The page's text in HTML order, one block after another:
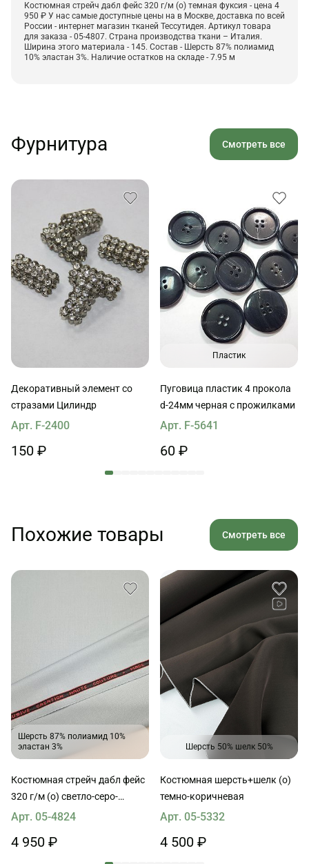
Костюмная стрейч дабл фейс 320 г/м (о) темная фуксия - цена 4
950 ₽ У нас самые доступные цены на в Москве, доставка по всей
России - интернет магазин тканей Тессутидея. Артикул товара
для заказа - 05-4807. Страна производства ткани – Италия.
Ширина этого материала - 145. Состав - Шерсть 87% полиамид
10% эластан 3%. Наличие остатков на складе - 7.95 м
Фурнитура Смотреть все
Декоративный элемент со
стразами Цилиндр
Арт. F-2400
150 ₽
Пластик
Пуговица пластик 4 прокола
d-24мм черная с прожилками
Арт. F-5641
60 ₽
Похожие товары Смотреть все
Шерсть 87% полиамид 10%
эластан 3%
Костюмная стрейч дабл фейс
320 г/м (о) светло-серо-
голубая
Арт. 05-4824
4 950 ₽
Шерсть 50% шелк 50%
Костюмная шерсть+шелк (о)
темно-коричневая
Арт. 05-5332
4 500 ₽